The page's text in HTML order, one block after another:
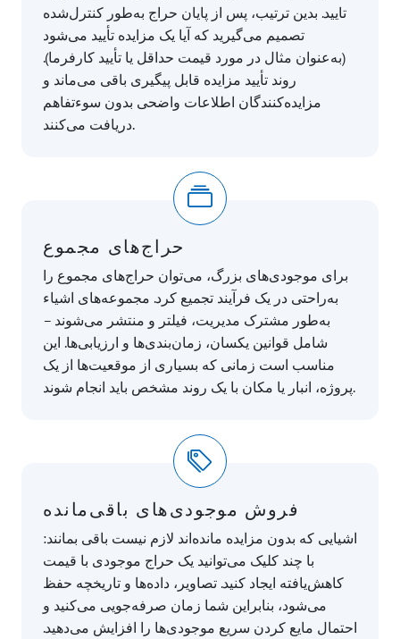
تایید. بدین ترتیب، پس از پایان حراج به‌طور کنترل‌شده
تصمیم می‌گیرید که آیا یک مزایده تأیید می‌شود
(به‌عنوان مثال در مورد قیمت حداقل یا تأیید کارفرما).
روند تأیید مزایده قابل پیگیری باقی می‌ماند و
مزایده‌کنندگان اطلاعات واضحی بدون سوءتفاهم
دریافت می‌کنند.
حراج‌های مجموع
برای موجودی‌های بزرگ، می‌توان حراج‌های مجموع را
به‌راحتی در یک فرآیند تجمیع کرد. مجموعه‌های اشیاء
به‌طور مشترک مدیریت، فیلتر و منتشر می‌شوند –
شامل قوانین یکسان، زمان‌بندی‌ها و ارزیابی‌ها. این
مناسب است زمانی که بسیاری از موقعیت‌ها از یک
پروژه، انبار یا مکان با یک روند مشخص باید انجام شوند.
فروش موجودی‌های باقی‌مانده
اشیایی که بدون مزایده مانده‌اند لازم نیست باقی بمانند:
با چند کلیک می‌توانید یک حراج موجودی با قیمت
کاهش‌یافته ایجاد کنید. تصاویر، داده‌ها و تاریخچه حفظ
می‌شود، بنابراین شما زمان صرفه‌جویی می‌کنید و
احتمال مایع کردن سریع موجودی‌ها را افزایش می‌دهید.